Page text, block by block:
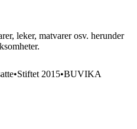
leker, matvarer osv. herunder
•Stiftet 2015•BUVIKA